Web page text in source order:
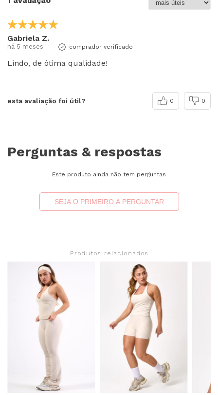
Gabriela Z.
há 5 meses comprador verificado
Lindo, de ótima qualidade!
esta avaliação foi útil? 0 0
Perguntas & respostas
Este produto ainda não tem perguntas
SEJA O PRIMEIRO A PERGUNTAR
Produtos relacionados